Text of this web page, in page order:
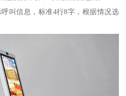
叫信息，标准4行8字，根据情况选